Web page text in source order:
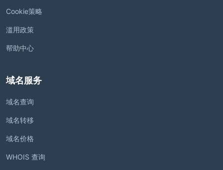
Cookie策略
滥用政策
帮助中心
域名服务
域名查询
域名转移
域名价格
WHOIS 查询